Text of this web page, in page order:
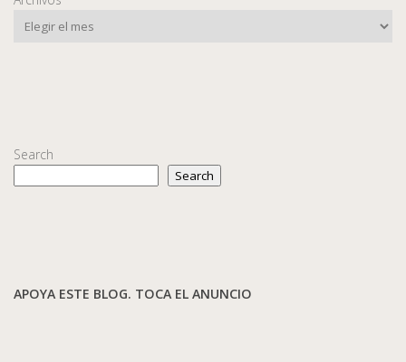
Search
Search
APOYA ESTE BLOG. TOCA EL ANUNCIO